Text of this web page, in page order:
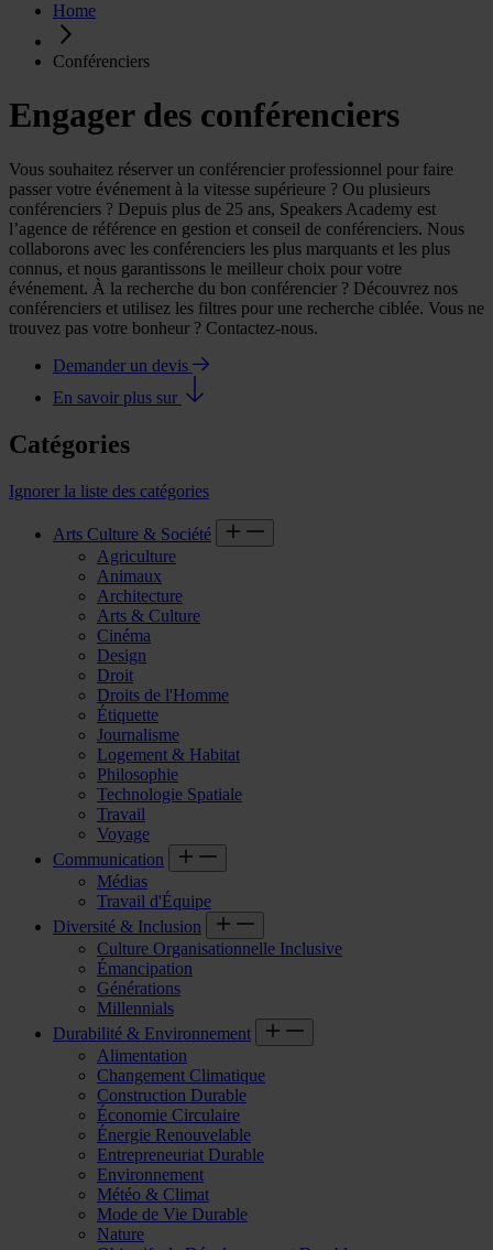
Home
Conférenciers
Engager des conférenciers
Vous souhaitez réserver un conférencier professionnel pour faire
passer votre événement à la vitesse supérieure ? Ou plusieurs
conférenciers ? Depuis plus de 25 ans, Speakers Academy est
l’agence de référence en gestion et conseil de conférenciers. Nous
collaborons avec les conférenciers les plus marquants et les plus
connus, et nous garantissons le meilleur choix pour votre
événement. À la recherche du bon conférencier ? Découvrez nos
conférenciers et utilisez les filtres pour une recherche ciblée. Vous ne
trouvez pas votre bonheur ? Contactez-nous.
Demander un devis
En savoir plus sur
Catégories
Ignorer la liste des catégories
Arts Culture & Société
Agriculture
Animaux
Architecture
Arts & Culture
Cinéma
Design
Droit
Droits de l'Homme
Étiquette
Journalisme
Logement & Habitat
Philosophie
Technologie Spatiale
Travail
Voyage
Communication
Médias
Travail d'Équipe
Diversité & Inclusion
Culture Organisationnelle Inclusive
Émancipation
Générations
Millennials
Durabilité & Environnement
Alimentation
Changement Climatique
Construction Durable
Économie Circulaire
Énergie Renouvelable
Entrepreneuriat Durable
Environnement
Météo & Climat
Mode de Vie Durable
Nature